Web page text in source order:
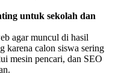
untuk sekolah dan
agar muncul di hasil
karena calon siswa sering
mesin pencari, dan SEO